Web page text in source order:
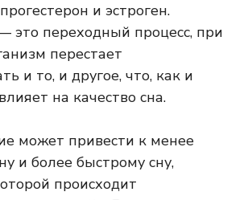
и эстроген.
это переходный процесс, при
перестает
и то, и другое, что, как и
на качество сна.
может привести к менее
и более быстрому сну,
происходит